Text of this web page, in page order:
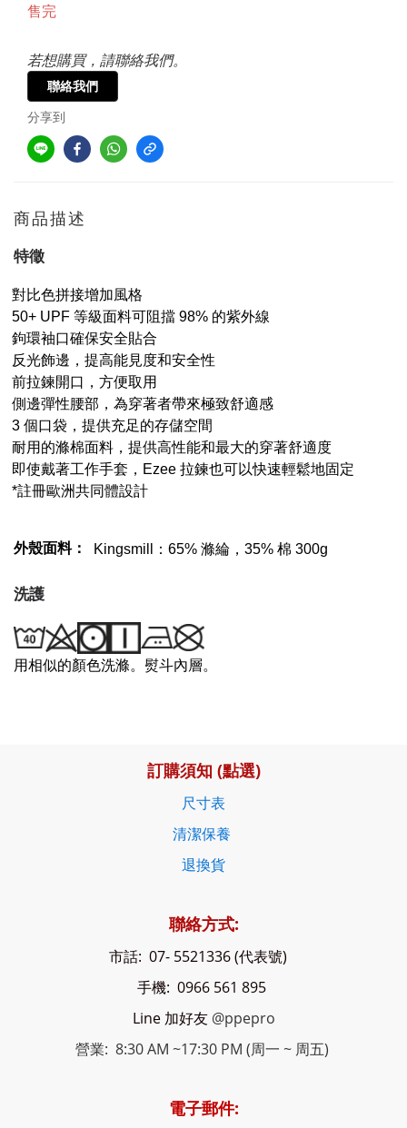
售完
若想購買，請聯絡我們。
聯絡我們
分享到
商品描述
特徵
對比色拼接增加風格
50+ UPF 等級面料可阻擋 98% 的紫外線
鉤環袖口確保安全貼合
反光飾邊，提高能見度和安全性
前拉鍊開口，方便取用
側邊彈性腰部，為穿著者帶來極致舒適感
3 個口袋，提供充足的存儲空間
耐用的滌棉面料，提供高性能和最大的穿著舒適度
即使戴著工作手套，Ezee 拉鍊也可以快速輕鬆地固定
*註冊歐洲共同體設計
外殼面料： Kingsmill：65% 滌綸，35% 棉 300g
洗護
用相似的顏色洗滌。熨斗內層。
訂購須知 (點選)
尺寸表
清潔保養
退換貨
聯絡方式:
市話: 07- 5521336 (代表號)
手機: 0966 561 895
Line 加好友 @ppepro
營業: 8:30 AM ~17:30 PM (周一 ~ 周五)
電子郵件: